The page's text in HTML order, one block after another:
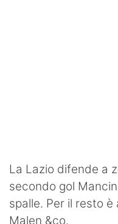
La Lazio difende a
secondo gol
spalle. Per il resto
Malen &co.